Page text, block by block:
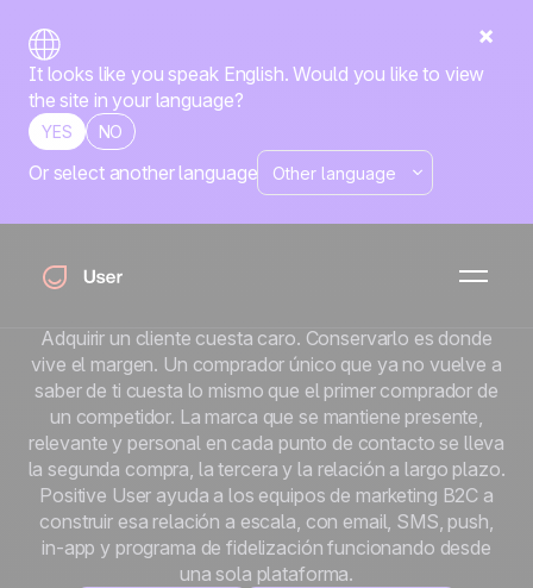
It looks like you speak English. Would you like to view
the site in your language?
YES NO
Or select another language
En B2C, la marca
que tiene la relación
tiene la recompra.
Adquirir un cliente cuesta caro. Conservarlo es donde
vive el margen. Un comprador único que ya no vuelve a
saber de ti cuesta lo mismo que el primer comprador de
un competidor. La marca que se mantiene presente,
relevante y personal en cada punto de contacto se lleva
la segunda compra, la tercera y la relación a largo plazo.
Positive User ayuda a los equipos de marketing B2C a
construir esa relación a escala, con email, SMS, push,
in-app y programa de fidelización funcionando desde
una sola plataforma.